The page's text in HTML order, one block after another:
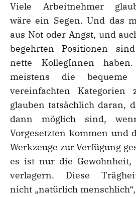
Viele Arbeitnehmer
wäre ein Segen. Und das
aus Not oder Angst, und
begehrten Positionen
nette KollegInnen
meistens die bequeme
vereinfachten Kategorien
glauben tatsächlich daran,
dann möglich sind,
Vorgesetzten kommen und
Werkzeuge zur Verfügung
es ist nur die Gewohnheit,
verlagern. Diese
nicht „natürlich